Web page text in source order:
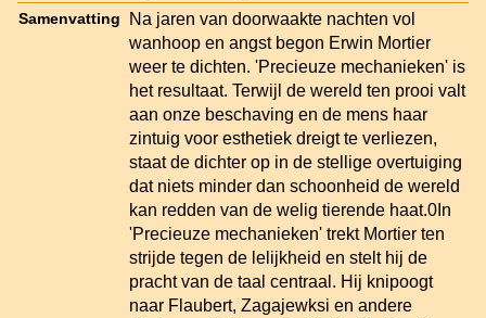
Samenvatting
Na jaren van doorwaakte nachten vol
wanhoop en angst begon Erwin Mortier
weer te dichten. 'Precieuze mechanieken' is
het resultaat. Terwijl de wereld ten prooi valt
aan onze beschaving en de mens haar
zintuig voor esthetiek dreigt te verliezen,
staat de dichter op in de stellige overtuiging
dat niets minder dan schoonheid de wereld
kan redden van de welig tierende haat.0In
'Precieuze mechanieken' trekt Mortier ten
strijde tegen de lelijkheid en stelt hij de
pracht van de taal centraal. Hij knipoogt
naar Flaubert, Zagajewksi en andere